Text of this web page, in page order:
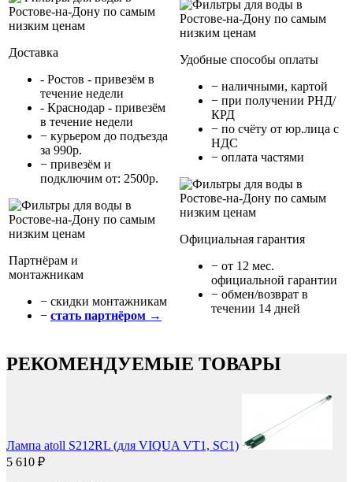
Доставка
- Ростов - привезём в
течение недели
- Краснодар - привезём
в течение недели
− курьером до подъезда
за 990р.
− привезём и
подключим от: 2500р.
Партнёрам и
монтажникам
− cкидки монтажникам
− стать партнёром →
Удобные способы оплаты
− наличными, картой
− при получении РНД/
КРД
− по счёту от юр.лица с
НДС
− оплата частями
Официальная гарантия
− от 12 мес.
официальной гарантии
− обмен/возврат в
течении 14 дней
РЕКОМЕНДУЕМЫЕ ТОВАРЫ
Лампа atoll S212RL (для VIQUA VT1, SC1)
5 610 ₽